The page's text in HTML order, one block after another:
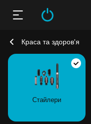
Краса та здоров'я
Стайлери